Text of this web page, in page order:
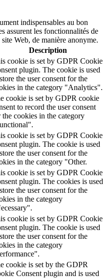
indispensables au bon
assurent les fonctionnalités de
Web, de manière anonyme.
Description
cookie is set by GDPR Cookie
plugin. The cookie is used
the user consent for the
in the category "Analytics".
cookie is set by GDPR cookie
to record the user consent
the cookies in the category
cookie is set by GDPR Cookie
plugin. The cookie is used
the user consent for the
in the category "Other.
cookie is set by GDPR Cookie
plugin. The cookies is used
the user consent for the
in the category
cookie is set by GDPR Cookie
plugin. The cookie is used
the user consent for the
in the category
cookie is set by the GDPR
Consent plugin and is used